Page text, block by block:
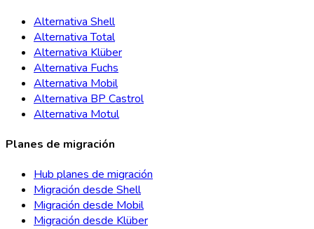
Alternativa Shell
Alternativa Total
Alternativa Klüber
Alternativa Fuchs
Alternativa Mobil
Alternativa BP Castrol
Alternativa Motul
Planes de migración
Hub planes de migración
Migración desde Shell
Migración desde Mobil
Migración desde Klüber